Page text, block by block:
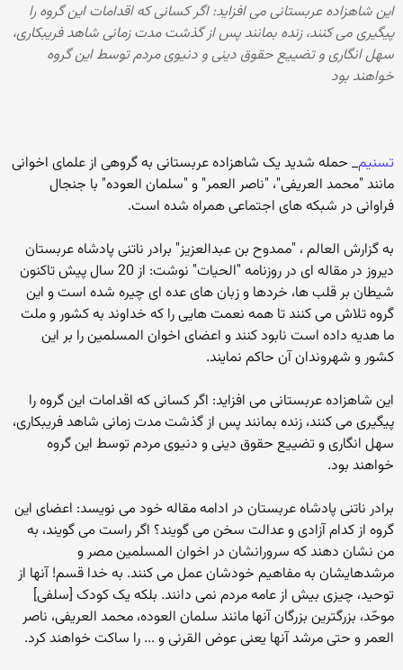
این شاهزاده عربستانی می افزاید: اگر کسانی که اقدامات این گروه را
پیگیری می کنند، زنده بمانند پس از گذشت مدت زمانی شاهد فریبکاری،
سهل انگاری و تضییع حقوق دینی و دنیوی مردم توسط این گروه
خواهند بود
تسنیم_ حمله شدید یک شاهزاده عربستانی به گروهی از علمای اخوانی
مانند "محمد العریفی"، "ناصر العمر" و "سلمان العوده" با جنجال
فراوانی در شبکه های اجتماعی همراه شده است.
به گزارش العالم ، "ممدوح بن عبدالعزیز" برادر ناتنی پادشاه عربستان
دیروز در مقاله ای در روزنامه "الحیات" نوشت: از 20 سال پیش تاکنون
شیطان بر قلب ها، خردها و زبان های عده ای چیره شده است و این
گروه تلاش می کنند تا همه نعمت هایی را که خداوند به کشور و ملت
ما هدیه داده است نابود کنند و اعضای اخوان المسلمین را بر این
کشور و شهروندان آن حاکم نمایند.
این شاهزاده عربستانی می افزاید: اگر کسانی که اقدامات این گروه را
پیگیری می کنند، زنده بمانند پس از گذشت مدت زمانی شاهد فریبکاری،
سهل انگاری و تضییع حقوق دینی و دنیوی مردم توسط این گروه
خواهند بود.
برادر ناتنی پادشاه عربستان در ادامه مقاله خود می نویسد: اعضای این
گروه از کدام آزادی و عدالت سخن می گویند؟ اگر راست می گویند، به
من نشان دهند که سرورانشان در اخوان المسلمین مصر و
مرشدهایشان به مفاهیم خودشان عمل می کنند. به خدا قسم! آنها از
توحید، چیزی بیش از عامه مردم نمی دانند. بلکه یک کودک [سلفی]
موحّد، بزرگترین بزرگان آنها مانند سلمان العوده، محمد العریفی، ناصر
العمر و حتی مرشد آنها یعنی عوض القرنی و ... را ساکت خواهند کرد.